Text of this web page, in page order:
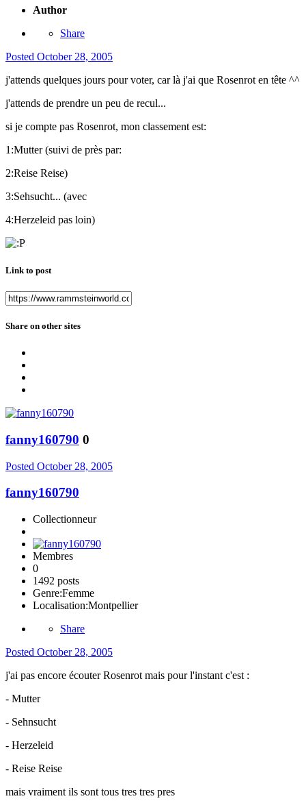
Author
Share
Posted October 28, 2005
j'attends quelques jours pour voter, car là j'ai que Rosenrot en tête ^^
j'attends de prendre un peu de recul...
si je compte pas Rosenrot, mon classement est:
1:Mutter (suivi de près par:
2:Reise Reise)
3:Sehsucht... (avec
4:Herzeleid pas loin)
Link to post
Share on other sites
fanny160790 0
Posted October 28, 2005
fanny160790
Collectionneur
Membres
0
1492 posts
Genre:Femme
Localisation:Montpellier
Share
Posted October 28, 2005
j'ai pas encore écouter Rosenrot mais pour l'instant c'est :
- Mutter
- Sehnsucht
- Herzeleid
- Reise Reise
mais vraiment ils sont tous tres tres pres